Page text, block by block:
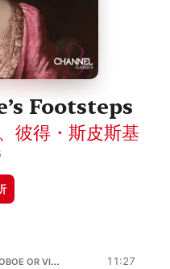
Footsteps
、 彼得・斯皮斯基
J. 普菲佛尔：SUITE IN G MINOR FOR OBOE OR VIOLIN CONCERTATO, STRINGS & BASSO CONTINUO 11:27